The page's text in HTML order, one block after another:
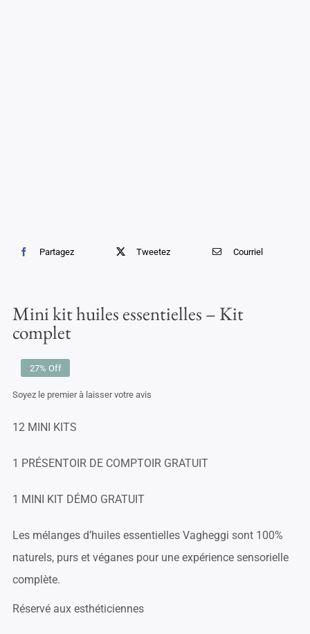
Partagez Tweetez Courriel
Mini kit huiles essentielles – Kit
complet
27% Off
Soyez le premier à laisser votre avis
12 MINI KITS
1 PRÉSENTOIR DE COMPTOIR GRATUIT
1 MINI KIT DÉMO GRATUIT
Les mélanges d’huiles essentielles Vagheggi sont 100%
naturels, purs et véganes pour une expérience sensorielle
complète.
Réservé aux esthéticiennes